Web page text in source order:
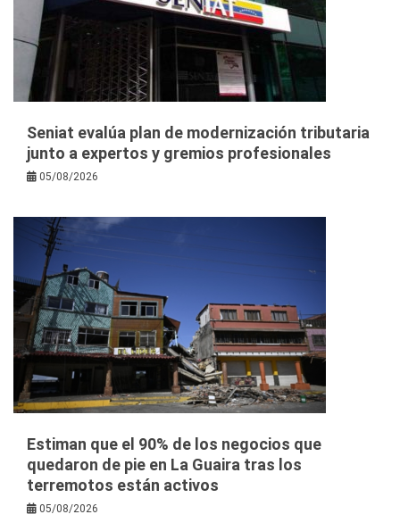
Seniat evalúa plan de modernización tributaria
junto a expertos y gremios profesionales
05/08/2026
Estiman que el 90% de los negocios que
quedaron de pie en La Guaira tras los
terremotos están activos
05/08/2026